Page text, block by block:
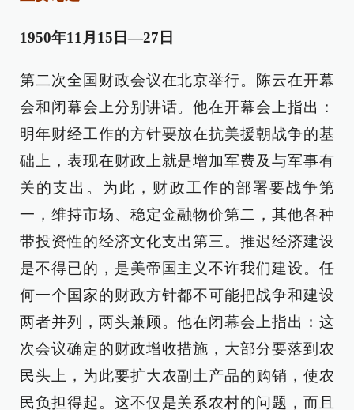
1950年11月15日—27日
第二次全国财政会议在北京举行。陈云在开幕
会和闭幕会上分别讲话。他在开幕会上指出：
明年财经工作的方针要放在抗美援朝战争的基
础上，表现在财政上就是增加军费及与军事有
关的支出。为此，财政工作的部署要战争第
一，维持市场、稳定金融物价第二，其他各种
带投资性的经济文化支出第三。推迟经济建设
是不得已的，是美帝国主义不许我们建设。任
何一个国家的财政方针都不可能把战争和建设
两者并列，两头兼顾。他在闭幕会上指出：这
次会议确定的财政增收措施，大部分要落到农
民头上，为此要扩大农副土产品的购销，使农
民负担得起。这不仅是关系农村的问题，而且